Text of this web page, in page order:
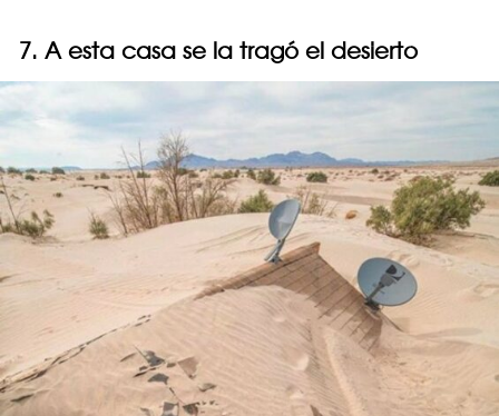
7. A esta casa se la tragó el desierto